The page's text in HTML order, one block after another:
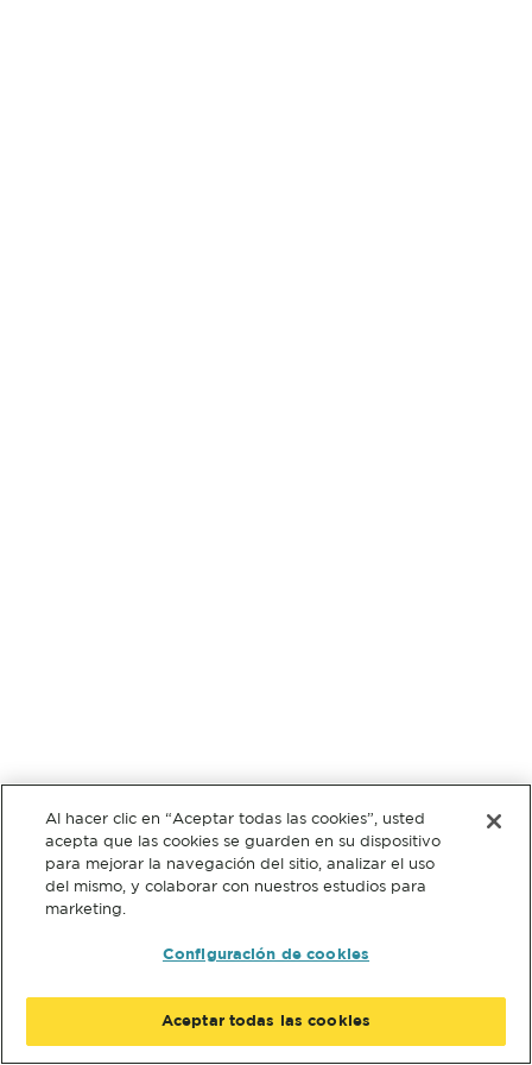
Al hacer clic en “Aceptar todas las cookies”, usted
acepta que las cookies se guarden en su dispositivo
para mejorar la navegación del sitio, analizar el uso
del mismo, y colaborar con nuestros estudios para
marketing.
Configuración de cookies
Aceptar todas las cookies